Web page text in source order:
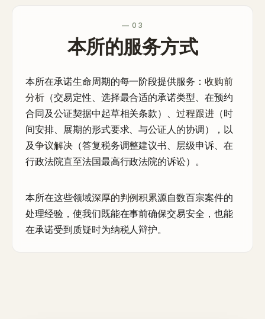
— 03
本所的服务方式
本所在承诺生命周期的每一阶段提供服务：收购前
分析（交易定性、选择最合适的承诺类型、在预约
合同及公证契据中起草相关条款）、过程跟进 （时
间安排、展期的形式要求、与公证人的协调），以
及争议解决（答复税务调整建议书、层级申诉、在
行政法院直至法国最高行政法院的诉讼）。
本所在这些领域深厚的判例积累源自数百宗案件的
处理经验，使我们既能在事前确保交易安全，也能
在承诺受到质疑时为纳税人辩护。